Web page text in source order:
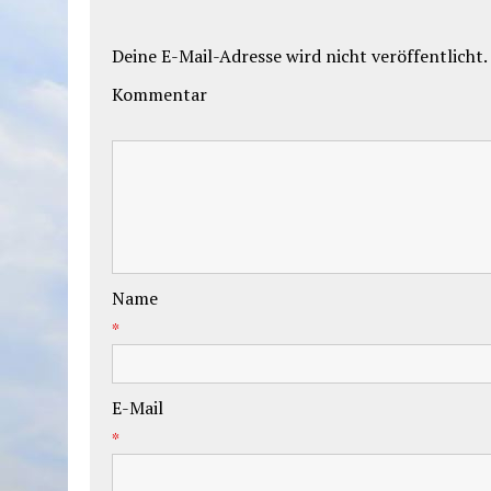
Deine E-Mail-Adresse wird nicht veröffentlicht.
Kommentar
Name
*
E-Mail
*